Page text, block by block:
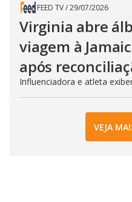
FEED TV/29/07/2026
Virginia abre
viagem à
após
Influenciadora e atleta
VEJA